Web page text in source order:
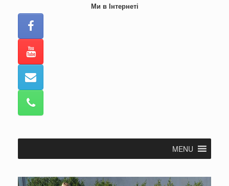
Ми в Інтернеті
MENU